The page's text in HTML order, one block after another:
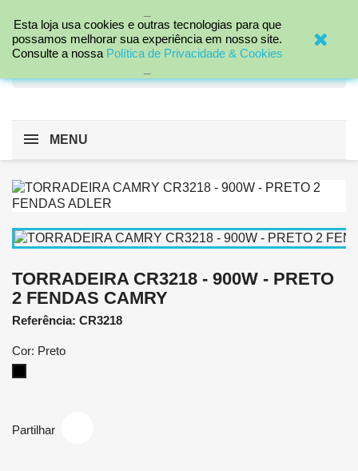

MENU
TORRADEIRA CR3218 - 900W - PRETO
2 FENDAS CAMRY
Referência: CR3218
Cor: Preto
Partilhar
Esta loja usa cookies e outras tecnologias para que
possamos melhorar sua experiência em nosso site.
Consulte a nossa Política de Privacidade & Cookies